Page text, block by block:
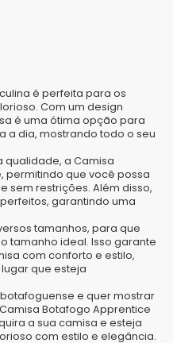
é perfeita para os
Com um design
é uma ótima opção para
a dia, mostrando todo o seu
qualidade, a Camisa
permitindo que você possa
sem restrições. Além disso,
garantindo uma
tamanhos, para que
tamanho ideal. Isso garante
com conforto e estilo,
que esteja
e quer mostrar
Botafogo Apprentice
a sua camisa e esteja
com estilo e elegância.